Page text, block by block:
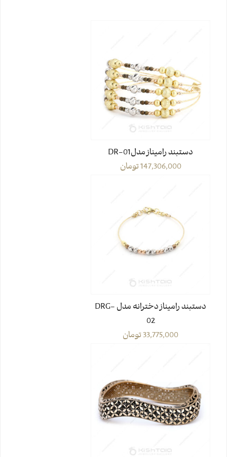
دستبند رامیناز مدل01-DR
147,306,000تومان
دستبند رامیناز دخترانه مدل DRG-
02
33,775,000تومان